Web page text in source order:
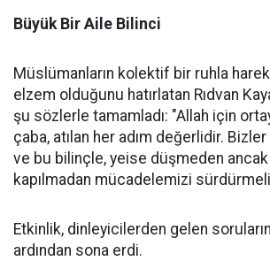
Büyük Bir Aile Bilinci
Müslümanların kolektif bir ruhla
elzem olduğunu hatırlatan Rıdvan
şu sözlerle tamamladı: "Allah için
çaba, atılan her adım değerlidir.
ve bu bilinçle, yeise düşmeden
kapılmadan mücadelemizi
Etkinlik, dinleyicilerden gelen soruların
ardından sona erdi.